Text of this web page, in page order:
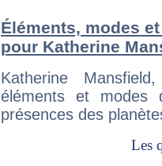
Éléments, modes
pour Katherine
Katherine
éléments et modes
présences des